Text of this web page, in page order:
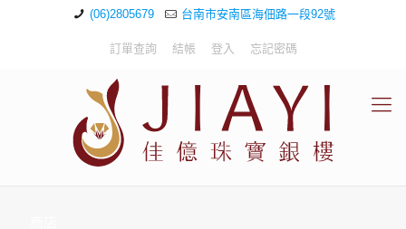
(06)2805679 台南市安南區海佃路一段92號
訂單查詢 結帳 登入 忘記密碼